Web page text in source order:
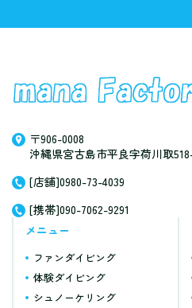
〒906-0008
沖縄県宮古島市平良字荷川取
[店舗]0980-73-4039
[携帯]090-7062-9291
メニュー
ファンダイビング
体験ダイビング
シュノーケリング